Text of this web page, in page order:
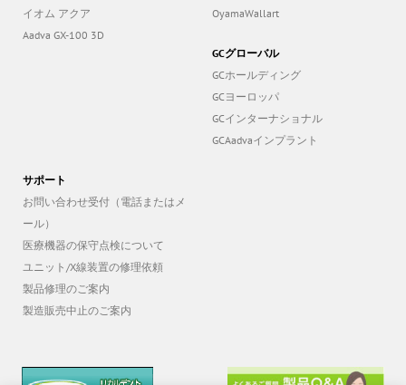
イオム アクア
Aadva GX-100 3D
OyamaWallart
GCグローバル
GCホールディング
GCヨーロッパ
GCインターナショナル
GCAadvaインプラント
サポート
お問い合わせ受付（電話またはメ
ール）
医療機器の保守点検について
ユニット/X線装置の修理依頼
製品修理のご案内
製造販売中止のご案内